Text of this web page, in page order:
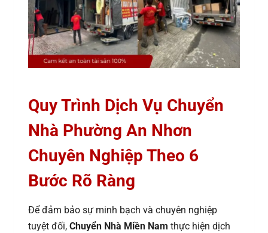
Quy Trình Dịch Vụ Chuyển
Nhà Phường An Nhơn
Chuyên Nghiệp Theo 6
Bước Rõ Ràng
Để đảm bảo sự minh bạch và chuyên nghiệp
tuyệt đối, Chuyển Nhà Miền Nam thực hiện dịch